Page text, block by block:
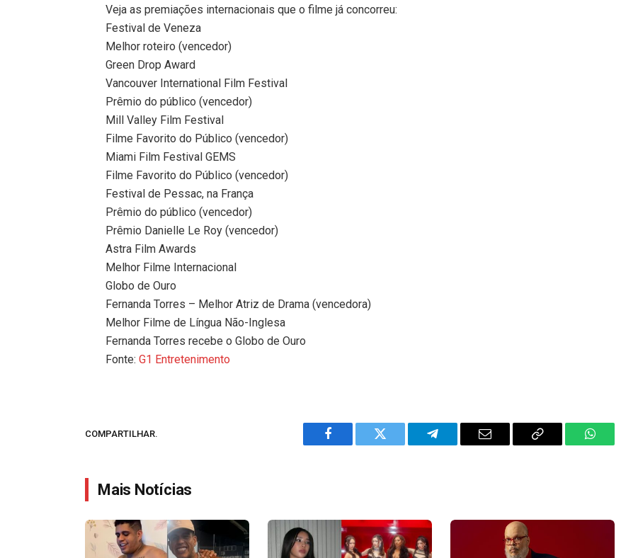
Veja as premiações internacionais que o filme já concorreu:
Festival de Veneza
Melhor roteiro (vencedor)
Green Drop Award
Vancouver International Film Festival
Prêmio do público (vencedor)
Mill Valley Film Festival
Filme Favorito do Público (vencedor)
Miami Film Festival GEMS
Filme Favorito do Público (vencedor)
Festival de Pessac, na França
Prêmio do público (vencedor)
Prêmio Danielle Le Roy (vencedor)
Astra Film Awards
Melhor Filme Internacional
Globo de Ouro
Fernanda Torres – Melhor Atriz de Drama (vencedora)
Melhor Filme de Língua Não-Inglesa
Fernanda Torres recebe o Globo de Ouro
Fonte:G1 Entretenimento
COMPARTILHAR.
Facebook Twitter Telegram Email
Copy
WhatsApp
Mais Notícias